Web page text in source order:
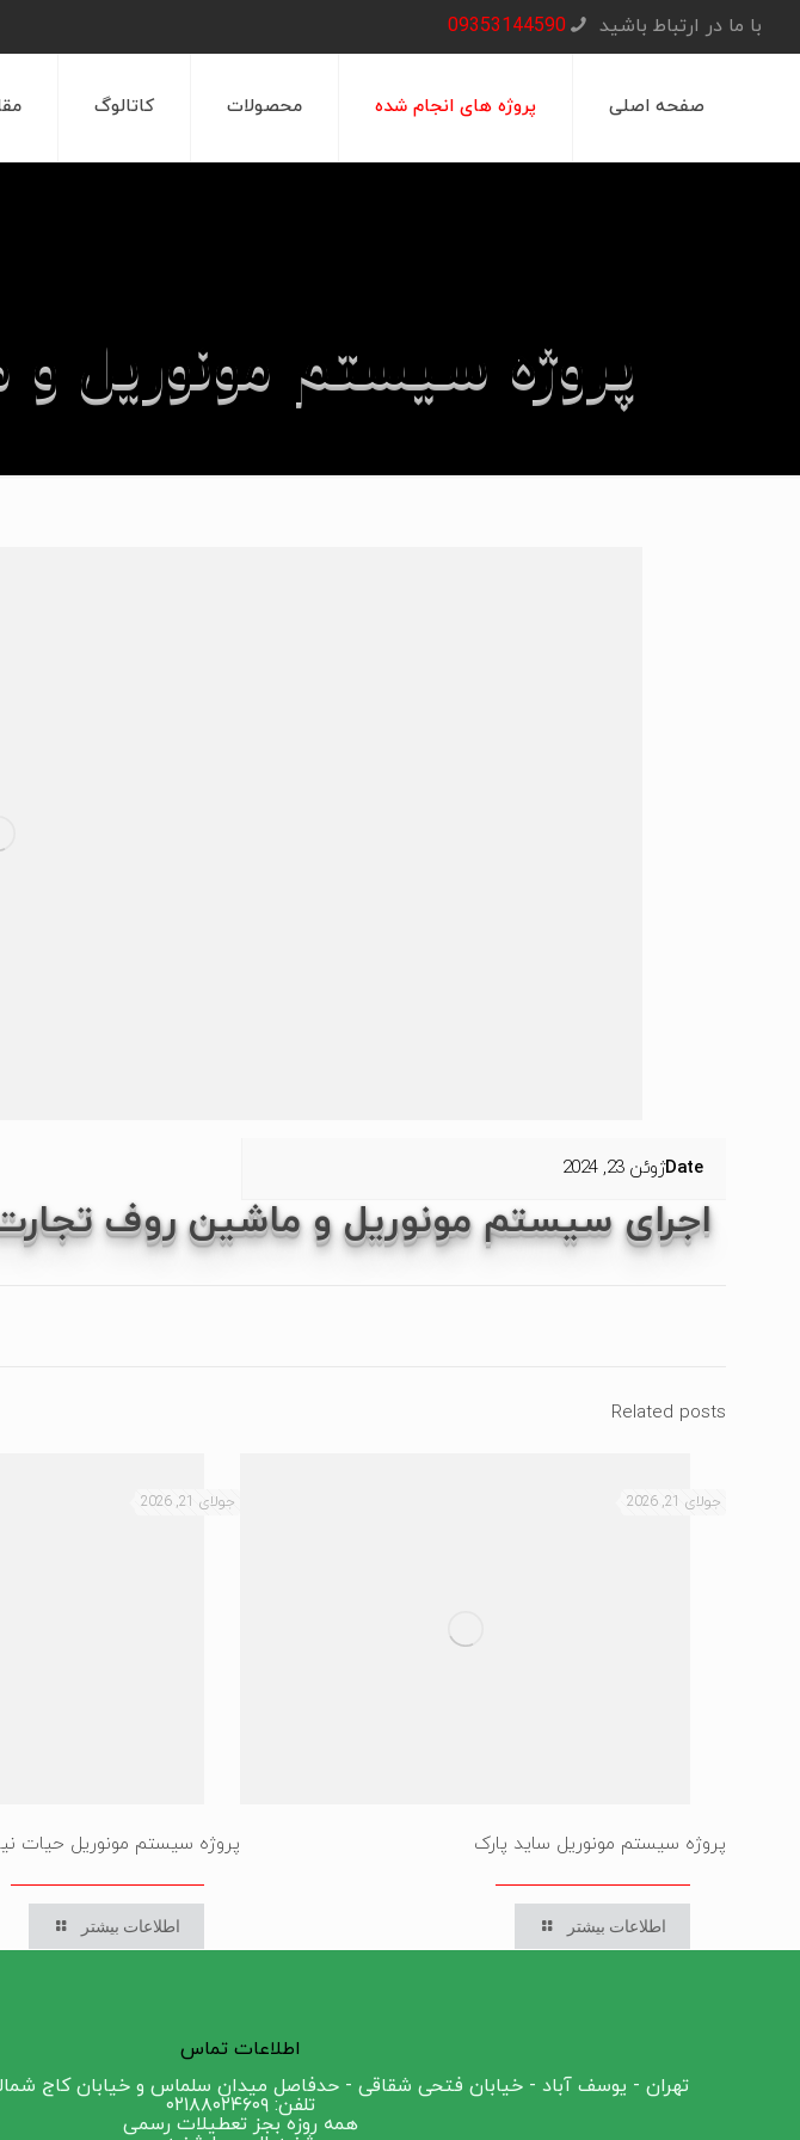
با ما در ارتباط باشید 09353144590
صفحه اصلی پروژه های انجام شده محصولات کاتالوگ
پروژه سیستم مونوریل
Dateژوئن 23, 2024
اجرای سیستم مونوریل و ماشین روف
Related posts
جولای 21, 2026
پروژه سیستم مونوریل ساید پارک
اطلاعات بیشتر
جولای 21, 2026
پروژه سیستم مونوریل حیات
اطلاعات بیشتر
اطلاعات تماس
تهران - یوسف آباد - خیابان فتحی شقاقی - حدفاصل میدان سلماس و خیابان کاج شمالی - پلاک
تلفن: ۰۲۱۸۸۰۲۴۶۰۹
همه روزه بجز تعطیلات رسمی